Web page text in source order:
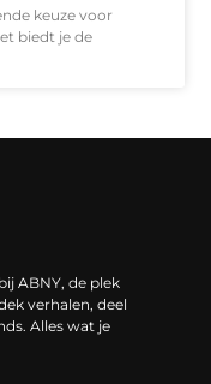
keuze voor
biedt je de
ABNY, de plek
verhalen, deel
Alles wat je